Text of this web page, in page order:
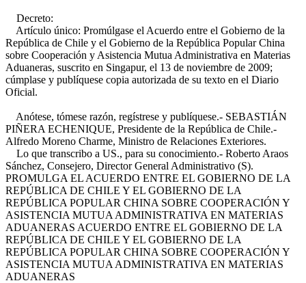
Decreto:
Artículo único: Promúlgase el Acuerdo entre el Gobierno de la
República de Chile y el Gobierno de la República Popular China
sobre Cooperación y Asistencia Mutua Administrativa en Materias
Aduaneras, suscrito en Singapur, el 13 de noviembre de 2009;
cúmplase y publíquese copia autorizada de su texto en el Diario
Oficial.
Anótese, tómese razón, regístrese y publíquese.- SEBASTIÁN
PIÑERA ECHENIQUE, Presidente de la República de Chile.-
Alfredo Moreno Charme, Ministro de Relaciones Exteriores.
Lo que transcribo a US., para su conocimiento.- Roberto Araos
Sánchez, Consejero, Director General Administrativo (S).
PROMULGA EL ACUERDO ENTRE EL GOBIERNO DE LA
REPÚBLICA DE CHILE Y EL GOBIERNO DE LA
REPÚBLICA POPULAR CHINA SOBRE COOPERACIÓN Y
ASISTENCIA MUTUA ADMINISTRATIVA EN MATERIAS
ADUANERAS ACUERDO ENTRE EL GOBIERNO DE LA
REPÚBLICA DE CHILE Y EL GOBIERNO DE LA
REPÚBLICA POPULAR CHINA SOBRE COOPERACIÓN Y
ASISTENCIA MUTUA ADMINISTRATIVA EN MATERIAS
ADUANERAS